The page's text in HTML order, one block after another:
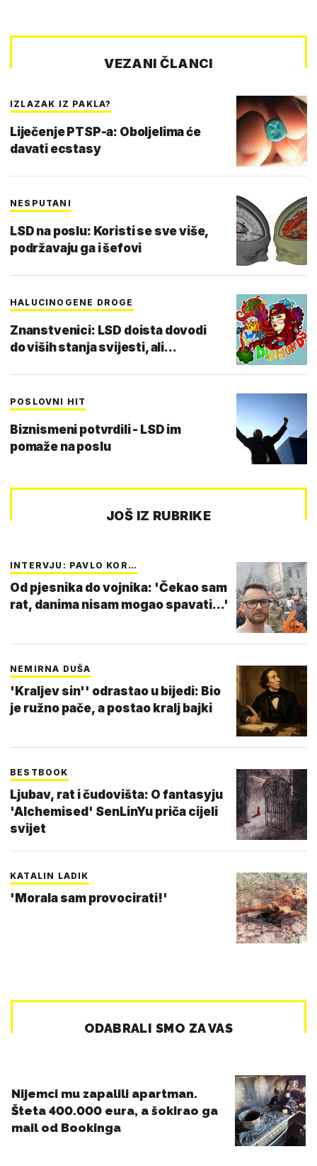
VEZANI ČLANCI
IZLAZAK IZ PAKLA?
Liječenje PTSP-a: Oboljelima će
davati ecstasy
NESPUTANI
LSD na poslu: Koristi se sve više,
podržavaju ga i šefovi
HALUCINOGENE DROGE
Znanstvenici: LSD doista dovodi
do viših stanja svijesti, ali...
POSLOVNI HIT
Biznismeni potvrdili - LSD im
pomaže na poslu
JOŠ IZ RUBRIKE
INTERVJU: PAVLO KOR…
Od pjesnika do vojnika: 'Čekao sam
rat, danima nisam mogao spavati...'
NEMIRNA DUŠA
'Kraljev sin'' odrastao u bijedi: Bio
je ružno pače, a postao kralj bajki
BESTBOOK
Ljubav, rat i čudovišta: O fantasyju
'Alchemised' SenLinYu priča cijeli
svijet
KATALIN LADIK
'Morala sam provocirati!'